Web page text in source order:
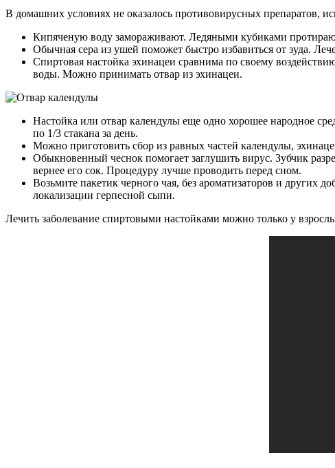
В домашних условиях не оказалось противовирусных препаратов,
Кипяченую воду замораживают. Ледяными кубиками
Обычная сера из ушей поможет быстро избавиться от зуда.
Спиртовая настойка эхинацеи сравнима по своему
воды. Можно принимать отвар из эхинацеи.
Настойка или отвар календулы еще одно хорошее народное
по 1/3 стакана за день.
Можно приготовить сбор из равных частей календулы,
Обыкновенный чеснок помогает заглушить вирус. Зубчик
вернее его сок. Процедуру лучше проводить перед сном.
Возьмите пакетик черного чая, без ароматизаторов и других
локализации герпесной сыпи.
Лечить заболевание спиртовыми настойками можно только у